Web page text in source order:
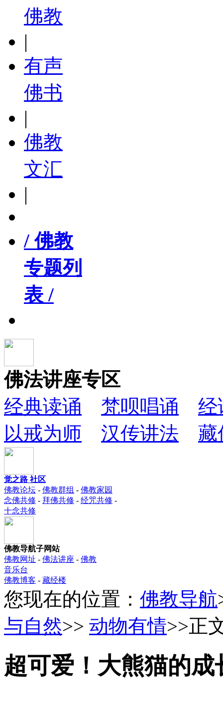
佛教
|
有声
佛书
|
佛教
文汇
|
/ 佛教
专题列
表 /
佛法讲座专区
经典读诵
梵呗唱诵
经
以戒为师
汉传讲法 藏
觉之路 社区
佛教论坛 - 佛教群组 - 佛教家园
念佛共修 - 拜佛共修 - 经咒共修 -
十念共修
佛教导航子网站
佛教网址 - 佛法讲座 - 佛教
音乐台
佛教博客 - 藏经楼
您现在的位置： 佛教导航
与自然>> 动物有情>>正
超可爱！大熊猫的成